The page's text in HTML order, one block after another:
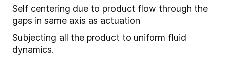
Self centering due to product flow through the
gaps in same axis as actuation
Subjecting all the product to uniform fluid
dynamics.